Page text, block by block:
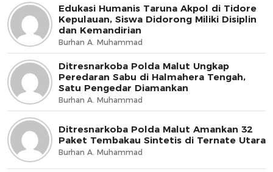
Edukasi Humanis Taruna Akpol di Tidore
Kepulauan, Siswa Didorong Miliki Disiplin
dan Kemandirian
Burhan A. Muhammad
Ditresnarkoba Polda Malut Ungkap
Peredaran Sabu di Halmahera Tengah,
Satu Pengedar Diamankan
Burhan A. Muhammad
Ditresnarkoba Polda Malut Amankan 32
Paket Tembakau Sintetis di Ternate Utara
Burhan A. Muhammad